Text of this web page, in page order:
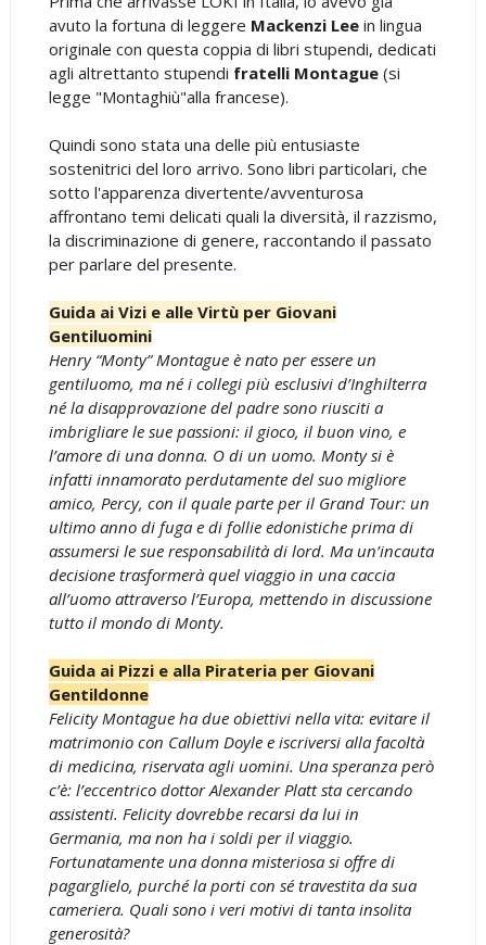
avuto la fortuna di leggere Mackenzi Leein lingua
originale con questa coppia di libri stupendi, dedicati
agli altrettanto stupendi fratelli Montague(si
legge "Montaghiù"alla francese).
Quindi sono stata una delle più entusiaste
sostenitrici del loro arrivo. Sono libri particolari, che
sotto l'apparenza divertente/avventurosa
affrontano temi delicati quali la diversità, il razzismo,
la discriminazione di genere, raccontando il passato
per parlare del presente.
Guida ai Vizi e alle Virtù per Giovani
Gentiluomini
Henry “Monty” Montague è nato per essere un
gentiluomo, ma né i collegi più esclusivi d’Inghilterra
né la disapprovazione del padre sono riusciti a
imbrigliare le sue passioni: il gioco, il buon vino, e
l’amore di una donna. O di un uomo. Monty si è
infatti innamorato perdutamente del suo migliore
amico, Percy, con il quale parte per il Grand Tour: un
ultimo anno di fuga e di follie edonistiche prima di
assumersi le sue responsabilità di lord. Ma un’incauta
decisione trasformerà quel viaggio in una caccia
all’uomo attraverso l’Europa, mettendo in discussione
tutto il mondo di Monty.
Guida ai Pizzi e alla Pirateria per Giovani
Gentildonne
Felicity Montague ha due obiettivi nella vita: evitare il
matrimonio con Callum Doyle e iscriversi alla facoltà
di medicina, riservata agli uomini. Una speranza però
c’è: l’eccentrico dottor Alexander Platt sta cercando
assistenti. Felicity dovrebbe recarsi da lui in
Germania, ma non ha i soldi per il viaggio.
Fortunatamente una donna misteriosa si offre di
pagarglielo, purché la porti con sé travestita da sua
cameriera. Quali sono i veri motivi di tanta insolita
generosità?